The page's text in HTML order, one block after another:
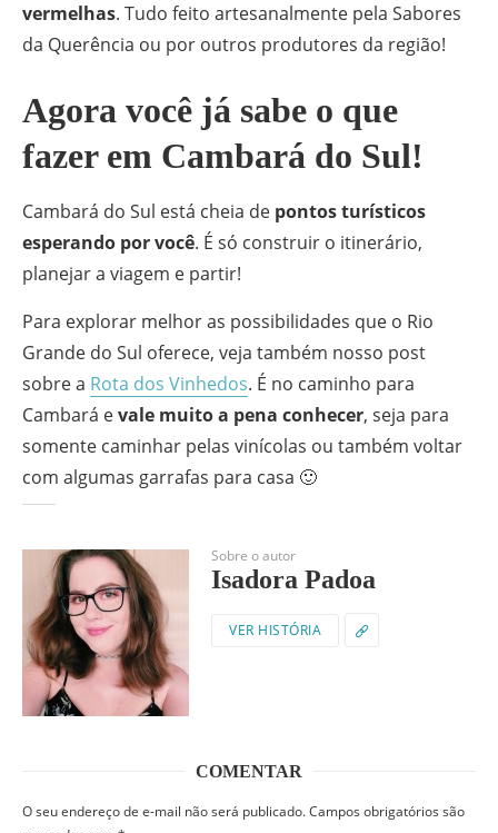
vermelhas. Tudo feito artesanalmente pela Sabores
da Querência ou por outros produtores da região!
Agora você já sabe o que
fazer em Cambará do Sul!
Cambará do Sul está cheia de pontos turísticos
esperando por você. É só construir o itinerário,
planejar a viagem e partir!
Para explorar melhor as possibilidades que o Rio
Grande do Sul oferece, veja também nosso post
sobre a Rota dos Vinhedos. É no caminho para
Cambará evale muito a pena conhecer, seja para
somente caminhar pelas vinícolas ou também voltar
com algumas garrafas para casa 🙂
Sobre o autor
Isadora Padoa
VER HISTÓRIA
COMENTAR
O seu endereço de e-mail não será publicado.Campos obrigatórios são